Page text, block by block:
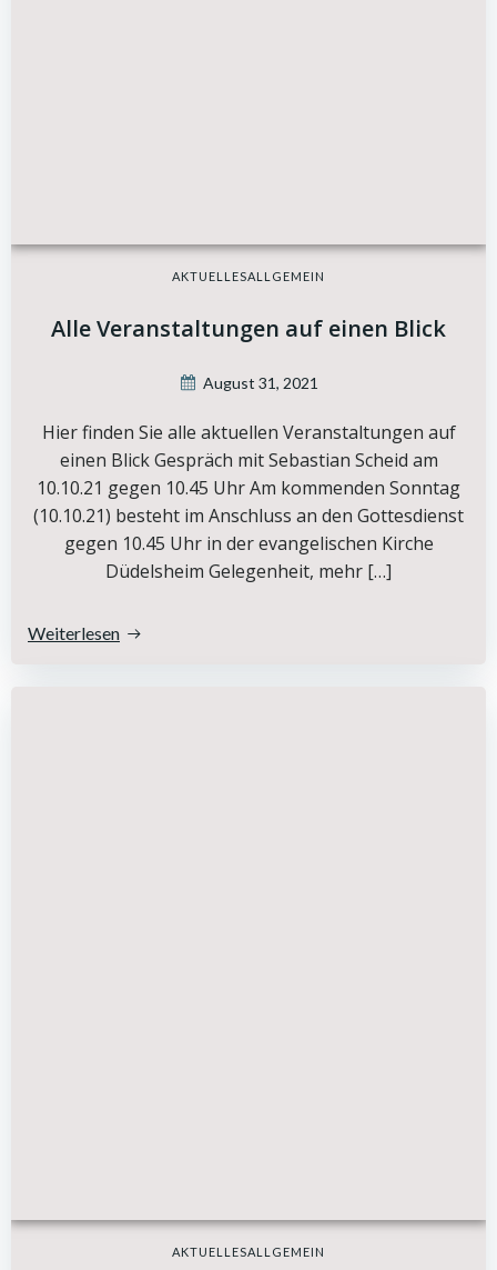
AKTUELLESALLGEMEIN
Alle Veranstaltungen auf einen Blick
August 31, 2021
Hier finden Sie alle aktuellen Veranstaltungen auf
einen Blick Gespräch mit Sebastian Scheid am
10.10.21 gegen 10.45 Uhr Am kommenden Sonntag
(10.10.21) besteht im Anschluss an den Gottesdienst
gegen 10.45 Uhr in der evangelischen Kirche
Düdelsheim Gelegenheit, mehr […]
Weiterlesen
AKTUELLESALLGEMEIN